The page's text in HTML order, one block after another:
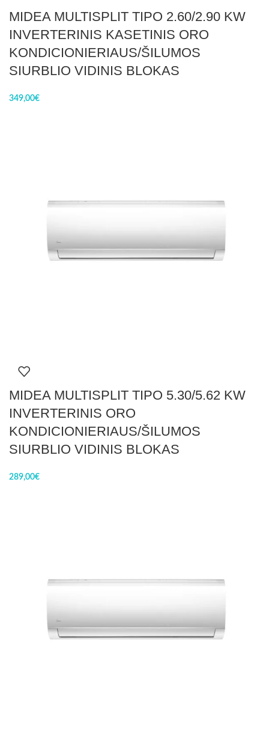
MIDEA MULTISPLIT TIPO 2.60/2.90 KW
INVERTERINIS KASETINIS ORO
KONDICIONIERIAUS/ŠILUMOS
SIURBLIO VIDINIS BLOKAS
349,00€
MIDEA MULTISPLIT TIPO 5.30/5.62 KW
INVERTERINIS ORO
KONDICIONIERIAUS/ŠILUMOS
SIURBLIO VIDINIS BLOKAS
289,00€